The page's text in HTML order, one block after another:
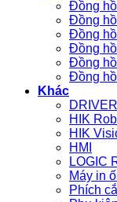
Đồng
Đồng
Đồng
Đồng
Đồng
Đồng
Khác
HIK
HIK
HMI
LOGIC
Máy in
Phích